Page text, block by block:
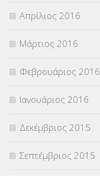
Απρίλιος 2016
Μάρτιος 2016
Φεβρουάριος 2016
Ιανουάριος 2016
Δεκέμβριος 2015
Σεπτέμβριος 2015